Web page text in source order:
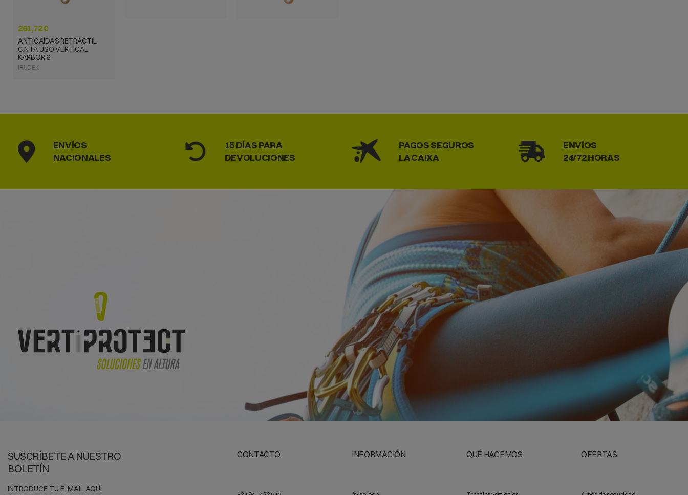
261,72 €
ANTICAÍDAS RETRÁCTIL
CINTA USO VERTICAL
KARBOR 6
IRUDEK
ENVÍOS
NACIONALES
15 DÍAS PARA
DEVOLUCIONES
PAGOS SEGUROS
LA CAIXA
ENVÍOS
24/72 HORAS
SUSCRÍBETE A NUESTRO
BOLETÍN
CONTACTO INFORMACIÓN QUÉ HACEMOS OFERTAS